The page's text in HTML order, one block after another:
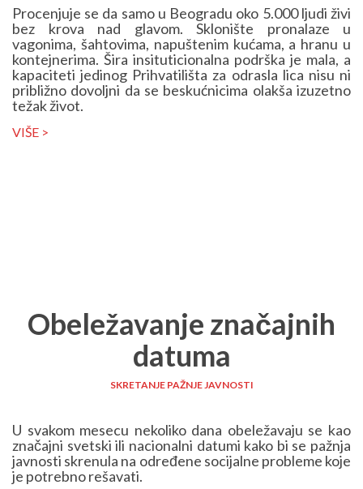
Procenjuje se da samo u Beogradu oko 5.000 ljudi živi
bez krova nad glavom. Sklonište pronalaze u
vagonima, šahtovima, napuštenim kućama, a hranu u
kontejnerima. Šira insituticionalna podrška je mala, a
kapaciteti jedinog Prihvatilišta za odrasla lica nisu ni
približno dovoljni da se beskućnicima olakša izuzetno
težak život.
VIŠE >
Obeležavanje značajnih
datuma
SKRETANJE PAŽNJE JAVNOSTI
U svakom mesecu nekoliko dana obeležavaju se kao
značajni svetski ili nacionalni datumi kako bi se pažnja
javnosti skrenula na određene socijalne probleme koje
je potrebno rešavati.